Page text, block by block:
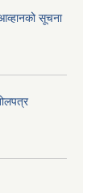
आव्हानको सूचना